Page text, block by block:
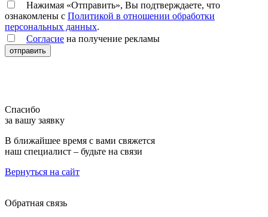
Нажимая «Отправить», Вы подтверждаете, что
ознакомлены с Политикой в отношении обработки
персональных данных.
Согласие на получение рекламы
отправить
Спасибо
за вашу заявку
В ближайшее время с вами свяжется
наш специалист – будьте на связи
Вернуться на сайт
Обратная связь